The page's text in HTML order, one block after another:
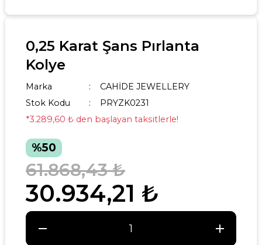
0,25 Karat Şans Pırlanta
Kolye
Marka
CAHİDE JEWELLERY
Stok Kodu
PRYZK0231
*3.289,60 ₺ den başlayan taksitlerle!
%50
30.934,21 ₺
61.868,43 ₺